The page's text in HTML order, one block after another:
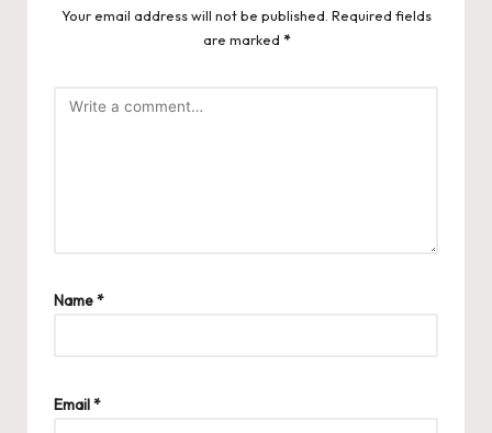
Your email address will not be published. Required fields
are marked *
Name*
Email*